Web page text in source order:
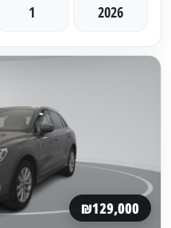
2026
1
₪129,000